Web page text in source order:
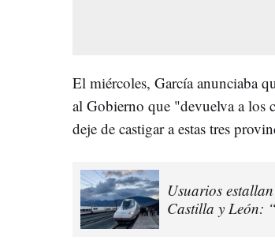
El miércoles, García anunciaba
al Gobierno que "devuelva a los
deje de castigar a estas tres
Usuarios
Castilla y León: